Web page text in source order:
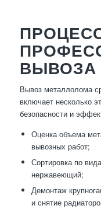
ВЫВОЗА
Вывоз металлолома
включает несколько
безопасности и
Оценка объема
вывозных работ;
Сортировка по
нержавеющий;
Демонтаж
и снятие